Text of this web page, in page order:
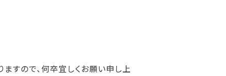
すので、何卒宜しくお願い申し上